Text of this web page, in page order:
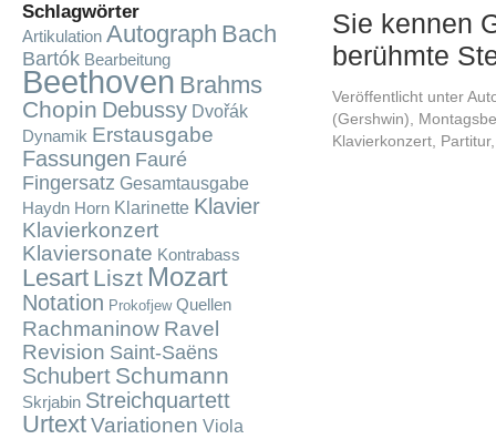
Sie kennen
berühmte
Veröffentlicht unter
(Gershwin)
Klavierkonzert Partitur
Schlagwörter
Artikulation Autograph Bach
Bartók Bearbeitung
Beethoven Brahms
Chopin Debussy Dvořák
Dynamik Erstausgabe
Fassungen Fauré
Fingersatz Gesamtausgabe
Haydn Horn Klarinette Klavier
Klavierkonzert
Klaviersonate Kontrabass
Lesart Liszt Mozart
Notation Prokofjew Quellen
Rachmaninow Ravel
Revision Saint-Saëns
Schubert Schumann
Skrjabin Streichquartett
UrtextVariationen Viola